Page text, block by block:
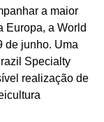
a maior
Europa, a World
de junho. Uma
Specialty
realização de